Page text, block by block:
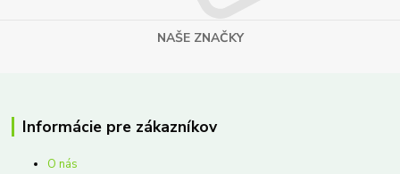
NAŠE ZNAČKY
Informácie pre zákazníkov
O nás